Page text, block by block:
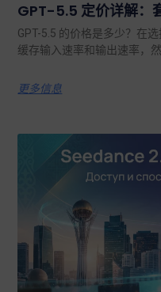
GPT-5.5 定价详解：
GPT-5.5 的价格是多少？在
缓存输入速率和输出速率，
更多信息